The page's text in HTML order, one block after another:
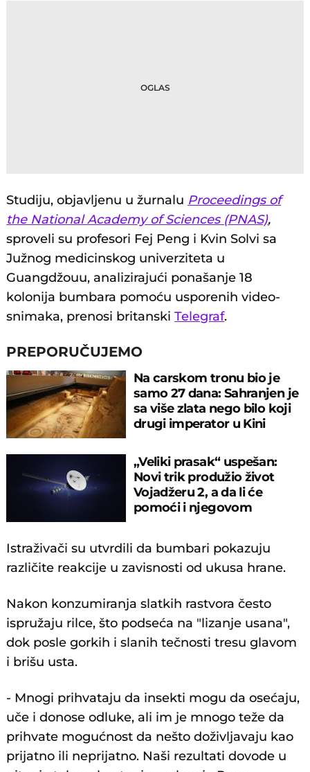
Studiju, objavljenu u žurnalu Proceedings of
the National Academy of Sciences (PNAS),
sproveli su profesori Fej Peng i Kvin Solvi sa
Južnog medicinskog univerziteta u
Guangdžouu, analizirajući ponašanje 18
kolonija bumbara pomoću usporenih video-
snimaka, prenosi britanskiTelegraf.
PREPORUČUJEMO
Na carskom tronu bio je
samo 27 dana: Sahranjen je
sa više zlata nego bilo koji
drugi imperator u Kini
„Veliki prasak“ uspešan:
Novi trik produžio život
Vojadžeru 2, a da li će
pomoći i njegovom
Istraživači su utvrdili da bumbari pokazuju
različite reakcije u zavisnosti od ukusa hrane.
Nakon konzumiranja slatkih rastvora često
ispružaju rilce, što podseća na "lizanje usana",
dok posle gorkih i slanih tečnosti tresu glavom
i brišu usta.
- Mnogi prihvataju da insekti mogu da osećaju,
uče i donose odluke, ali im je mnogo teže da
prihvate mogućnost da nešto doživljavaju kao
prijatno ili neprijatno. Naši rezultati dovode u